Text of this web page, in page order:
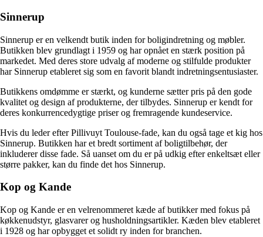
Sinnerup
Sinnerup er en velkendt butik inden for boligindretning og møbler.
Butikken blev grundlagt i 1959 og har opnået en stærk position på
markedet. Med deres store udvalg af moderne og stilfulde produkter
har Sinnerup etableret sig som en favorit blandt indretningsentusiaster.
Butikkens omdømme er stærkt, og kunderne sætter pris på den gode
kvalitet og design af produkterne, der tilbydes. Sinnerup er kendt for
deres konkurrencedygtige priser og fremragende kundeservice.
Hvis du leder efter Pillivuyt Toulouse-fade, kan du også tage et kig hos
Sinnerup. Butikken har et bredt sortiment af boligtilbehør, der
inkluderer disse fade. Så uanset om du er på udkig efter enkeltsæt eller
større pakker, kan du finde det hos Sinnerup.
Kop og Kande
Kop og Kande er en velrenommeret kæde af butikker med fokus på
køkkenudstyr, glasvarer og husholdningsartikler. Kæden blev etableret
i 1928 og har opbygget et solidt ry inden for branchen.